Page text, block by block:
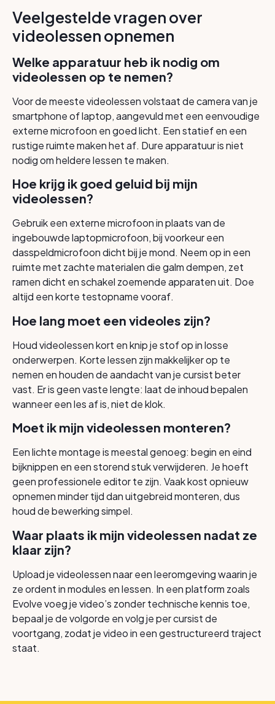
Veelgestelde vragen over
videolessen opnemen
Welke apparatuur heb ik nodig om
videolessen op te nemen?
Voor de meeste videolessen volstaat de camera van je
smartphone of laptop, aangevuld met een eenvoudige
externe microfoon en goed licht. Een statief en een
rustige ruimte maken het af. Dure apparatuur is niet
nodig om heldere lessen te maken.
Hoe krijg ik goed geluid bij mijn
videolessen?
Gebruik een externe microfoon in plaats van de
ingebouwde laptopmicrofoon, bij voorkeur een
dasspeldmicrofoon dicht bij je mond. Neem op in een
ruimte met zachte materialen die galm dempen, zet
ramen dicht en schakel zoemende apparaten uit. Doe
altijd een korte testopname vooraf.
Hoe lang moet een videoles zijn?
Houd videolessen kort en knip je stof op in losse
onderwerpen. Korte lessen zijn makkelijker op te
nemen en houden de aandacht van je cursist beter
vast. Er is geen vaste lengte: laat de inhoud bepalen
wanneer een les af is, niet de klok.
Moet ik mijn videolessen monteren?
Een lichte montage is meestal genoeg: begin en eind
bijknippen en een storend stuk verwijderen. Je hoeft
geen professionele editor te zijn. Vaak kost opnieuw
opnemen minder tijd dan uitgebreid monteren, dus
houd de bewerking simpel.
Waar plaats ik mijn videolessen nadat ze
klaar zijn?
Upload je videolessen naar een leeromgeving waarin je
ze ordent in modules en lessen. In een platform zoals
Evolve voeg je video’s zonder technische kennis toe,
bepaal je de volgorde en volg je per cursist de
voortgang, zodat je video in een gestructureerd traject
staat.